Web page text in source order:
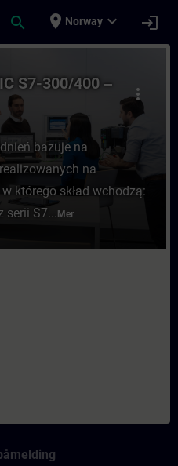
search place Norway expand_more login
SIMATIC S7-300/
more_vert
S7-300/400 ‒
bazuje na
na
którego skład wchodzą:
serii S7... Mer